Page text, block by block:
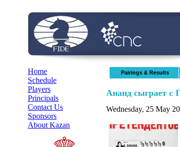
Home
Schedule
Players
Principals
Contact Us
Sponsors
About Kazan
Pairings & Results
Ананд сыграет с
Wednesday, 25 May